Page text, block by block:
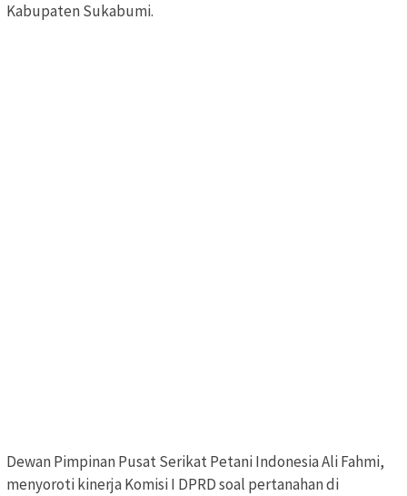
Kabupaten Sukabumi.
Dewan Pimpinan Pusat Serikat Petani Indonesia Ali Fahmi,
menyoroti kinerja Komisi I DPRD soal pertanahan di